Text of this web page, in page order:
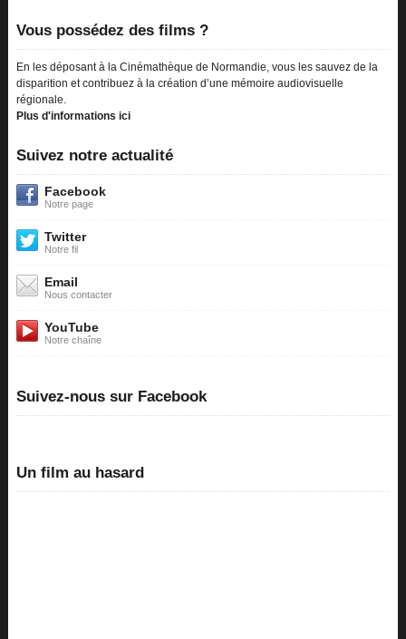
Vous possédez des films ?
En les déposant à la Cinémathèque de Normandie, vous les sauvez de la
disparition et contribuez à la création d’une mémoire audiovisuelle
régionale.
Plus d'informations ici
Suivez notre actualité
Facebook
Notre page
Twitter
Notre fil
Email
Nous contacter
YouTube
Notre chaîne
Suivez-nous sur Facebook
Un film au hasard